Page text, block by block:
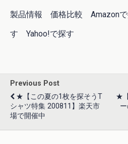
製品情報 価格比較 Amazon
す
Yahoo!で探す
Previous Post
★【この夏の1枚を探そうT
シャツ特集 200811】楽天市
場で開催中
★